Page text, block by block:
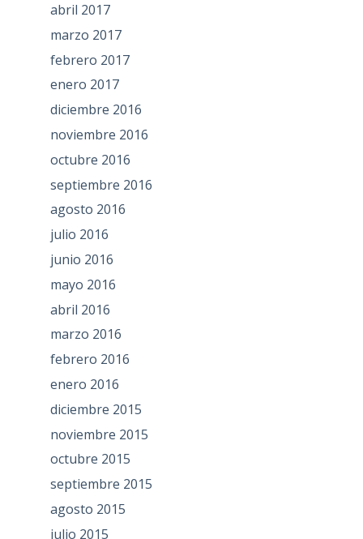
abril 2017
marzo 2017
febrero 2017
enero 2017
diciembre 2016
noviembre 2016
octubre 2016
septiembre 2016
agosto 2016
julio 2016
junio 2016
mayo 2016
abril 2016
marzo 2016
febrero 2016
enero 2016
diciembre 2015
noviembre 2015
octubre 2015
septiembre 2015
agosto 2015
julio 2015